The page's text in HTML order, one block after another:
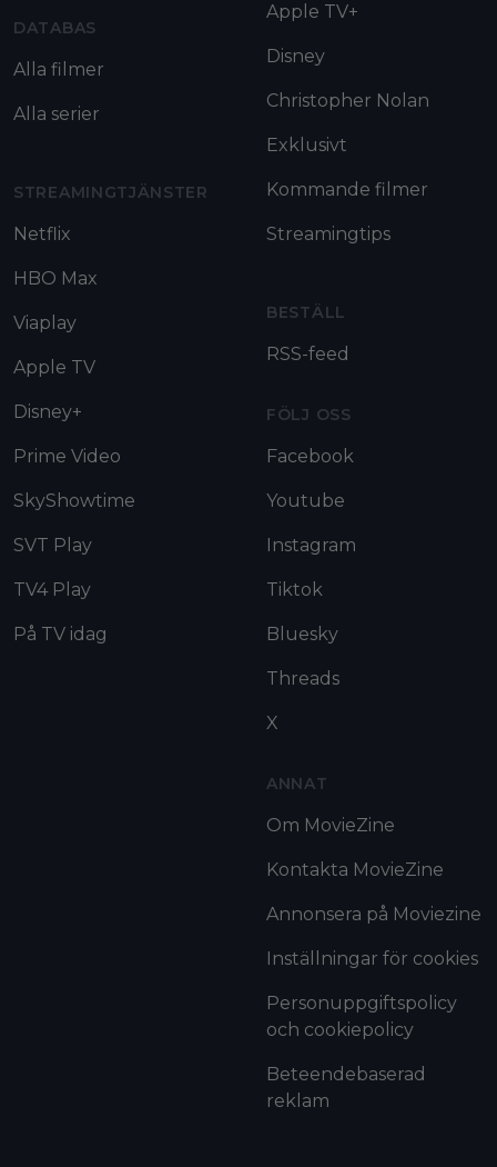
DATABAS
Alla filmer
Alla serier
STREAMINGTJÄNSTER
Netflix
HBO Max
Viaplay
Apple TV
Disney+
Prime Video
SkyShowtime
SVT Play
TV4 Play
På TV idag
Apple TV+
Disney
Christopher Nolan
Exklusivt
Kommande filmer
Streamingtips
BESTÄLL
RSS-feed
FÖLJ OSS
Facebook
Youtube
Instagram
Tiktok
Bluesky
Threads
X
ANNAT
Om MovieZine
Kontakta MovieZine
Annonsera på Moviezine
Inställningar för cookies
Personuppgiftspolicy
och cookiepolicy
Beteendebaserad
reklam